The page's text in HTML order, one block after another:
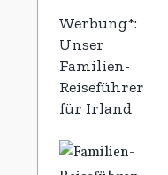
Werbung*:
Unser
Familien-
Reiseführer
für Irland